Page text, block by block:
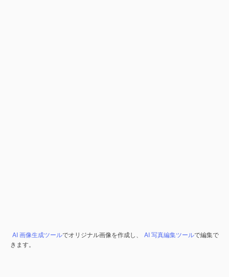
AI 画像生成ツールでオリジナル画像を作成し、 AI 写真編集ツールで編集で
きます。